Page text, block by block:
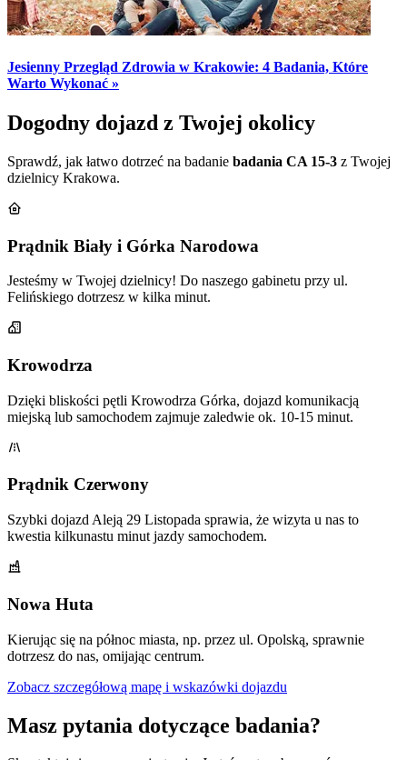
Jesienny Przegląd Zdrowia w Krakowie: 4 Badania, Które
Warto Wykonać »
Dogodny dojazd z Twojej okolicy
Sprawdź, jak łatwo dotrzeć na badanie badania CA 15-3 z Twojej
dzielnicy Krakowa.
Prądnik Biały i Górka Narodowa
Jesteśmy w Twojej dzielnicy! Do naszego gabinetu przy ul.
Felińskiego dotrzesz w kilka minut.
Krowodrza
Dzięki bliskości pętli Krowodrza Górka, dojazd komunikacją
miejską lub samochodem zajmuje zaledwie ok. 10-15 minut.
Prądnik Czerwony
Szybki dojazd Aleją 29 Listopada sprawia, że wizyta u nas to
kwestia kilkunastu minut jazdy samochodem.
Nowa Huta
Kierując się na północ miasta, np. przez ul. Opolską, sprawnie
dotrzesz do nas, omijając centrum.
Zobacz szczegółową mapę i wskazówki dojazdu
Masz pytania dotyczące badania?